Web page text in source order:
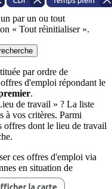
par un ou tout
« Tout réinitialiser ».
par ordre de
d'emploi répondant le
.
de travail » ? La liste
à vos critères. Parmi
offres dont le lieu de travail
ces offres d'emploi via
en situation de